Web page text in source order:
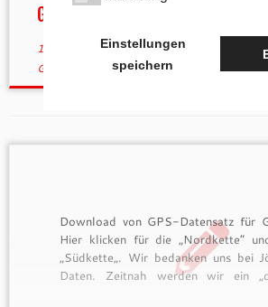
Garmin Gruppe
12. Januar 2019inAllgemein
Garmin
(aktualisiert am 12. Januar
Download von GPS-Datensatz für
Hier klicken für die „Nordkette“
„Südkette„. Wir bedanken uns bei
Daten. Zeitnah werden wir ein
Einstellungen
speichern